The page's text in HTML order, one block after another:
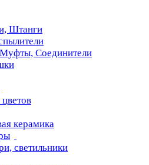
Штанги
Соединители
керамика
светильники